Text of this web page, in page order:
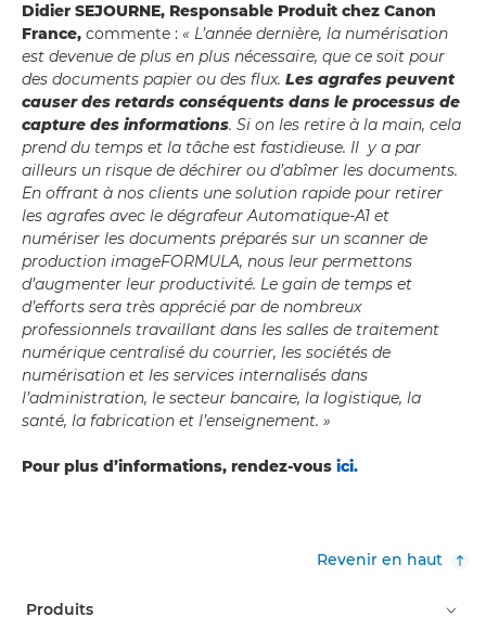
Didier SEJOURNE, Responsable Produit chez Canon
France, commente : « L’année dernière, la numérisation
est devenue de plus en plus nécessaire, que ce soit pour
des documents papier ou des flux. Les agrafes peuvent
causer des retards conséquents dans le processus de
capture des informations. Si on les retire à la main, cela
prend du temps et la tâche est fastidieuse. Il y a par
ailleurs un risque de déchirer ou d’abîmer les documents.
En offrant à nos clients une solution rapide pour retirer
les agrafes avec le dégrafeur Automatique-A1 et
numériser les documents préparés sur un scanner de
production imageFORMULA, nous leur permettons
d’augmenter leur productivité. Le gain de temps et
d’efforts sera très apprécié par de nombreux
professionnels travaillant dans les salles de traitement
numérique centralisé du courrier, les sociétés de
numérisation et les services internalisés dans
l’administration, le secteur bancaire, la logistique, la
santé, la fabrication et l’enseignement. »
Pour plus d’informations, rendez-vous ici.
Revenir en haut
Produits